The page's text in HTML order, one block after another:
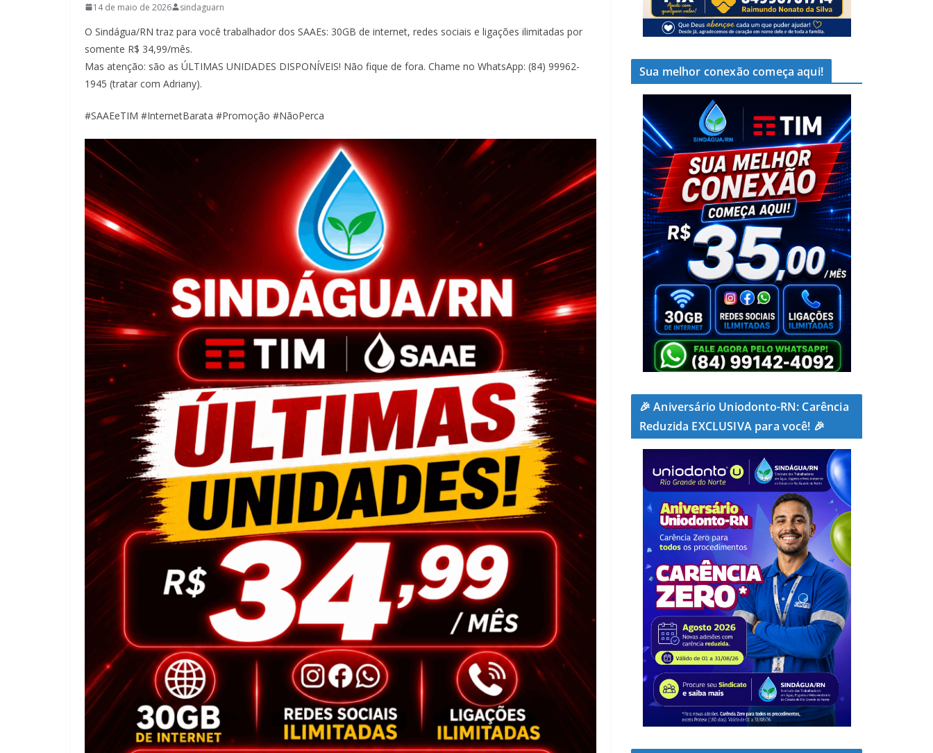
14 de maio de 2026 sindaguarn
O Sindágua/RN traz para você trabalhador dos SAAEs: 30GB de internet, redes sociais e ligações ilimitadas por
somente R$ 34,99/mês.
Mas atenção: são as ÚLTIMAS UNIDADES DISPONÍVEIS! Não fique de fora. Chame no WhatsApp: (84) 99962-
1945 (tratar com Adriany).
#SAAEeTIM #InternetBarata #Promoção #NãoPerca
Sua melhor conexão começa aqui!
🎉 Aniversário Uniodonto-RN: Carência
Reduzida EXCLUSIVA para você! 🎉